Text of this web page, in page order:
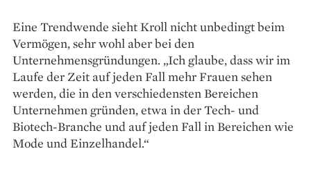
Eine Trendwende sieht Kroll nicht unbedingt beim
Ver­mögen, sehr wohl aber bei den
Unternehmensgründungen. „Ich glaube, dass wir im
Laufe der Zeit auf jeden Fall mehr Frauen sehen
werden, die in den verschiedensten Bereichen
Unternehmen gründen, etwa in der Tech- und
Biotech-Branche und auf jeden Fall in Bereichen wie
Mode und Einzelhandel.“